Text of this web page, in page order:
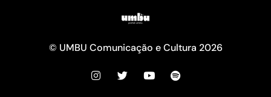
© UMBU Comunicação e Cultura 2026